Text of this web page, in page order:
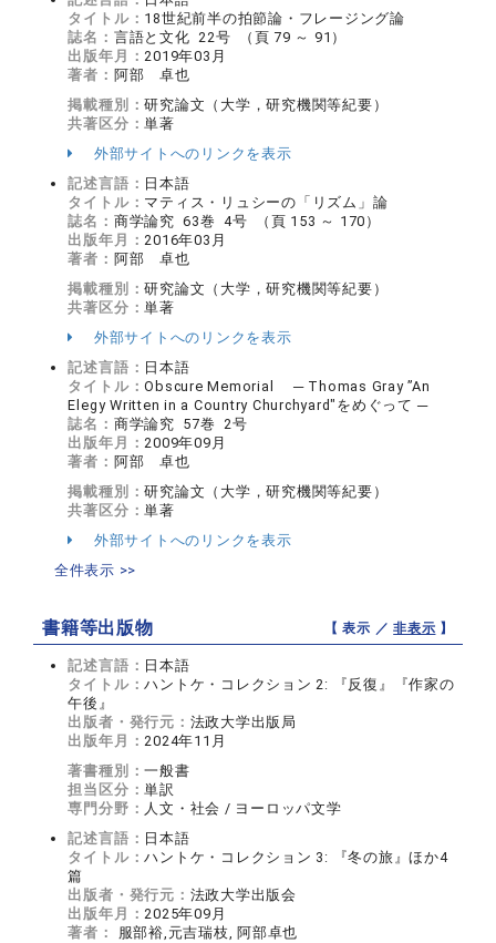
タイトル： 18世紀前半の拍節論・フレージング論
誌名： 言語と文化 22号 （頁 79 ～ 91）
出版年月：2019年03月
著者： 阿部 卓也
掲載種別：研究論文（大学，研究機関等紀要）
共著区分：単著
外部サイトへのリンクを表示
記述言語： 日本語
タイトル： マティス・リュシーの「リズム」論
誌名： 商学論究 63巻 4号 （頁 153 ～ 170）
出版年月：2016年03月
著者： 阿部 卓也
掲載種別：研究論文（大学，研究機関等紀要）
共著区分：単著
外部サイトへのリンクを表示
記述言語： 日本語
タイトル：Obscure Memorial ─ Thomas Gray ”An
Elegy Written in a Country Churchyard"をめぐって ─
誌名： 商学論究 57巻 2号
出版年月：2009年09月
著者： 阿部 卓也
掲載種別：研究論文（大学，研究機関等紀要）
共著区分：単著
外部サイトへのリンクを表示
全件表示 >>
書籍等出版物 【 表示 ／非表示 】
記述言語： 日本語
タイトル：ハントケ・コレクション 2: 『反復』『作家の
午後』
出版者・発行元： 法政大学出版局
出版年月：2024年11月
著書種別：一般書
担当区分：単訳
専門分野： 人文・社会 / ヨーロッパ文学
記述言語： 日本語
タイトル：ハントケ・コレクション 3: 『冬の旅』ほか4
篇
出版者・発行元： 法政大学出版会
出版年月：2025年09月
著者：
服部裕,元吉瑞枝, 阿部卓也